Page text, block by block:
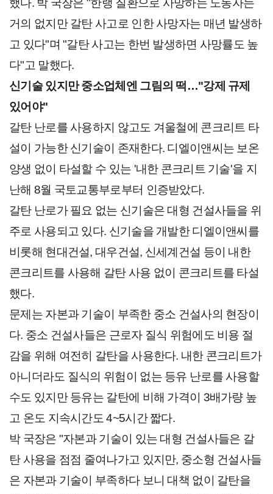
했다. 박 국장은 "한랭 질환으로 사망하는 노동자는
거의 없지만 갈탄 사고로 인한 사망자는 매년 발생하
고 있다"며 "갈탄 사고는 한번 발생하면 사망률도 높
다"고 말했다.
신기술 있지만 중소업체엔 그림의 떡…"강제 규제
있어야"
갈탄 난로를 사용하지 않고도 겨울철에 콘크리트 타
설이 가능한 신기술이 존재한다. 디엘이앤씨는 보온
양생 없이 타설할 수 있는 '내한 콘크리트 기술'을 지
난해 8월 국토교통부로부터 인증받았다.
갈탄 난로가 필요 없는 신기술은 대형 건설사들을 위
주로 사용되고 있다. 신기술을 개발한 디엘이앤씨를
비롯해 현대건설, 대우건설, 신세계건설 등이 내한
콘크리트를 사용해 갈탄 사용 없이 콘크리트를 타설
했다.
문제는 자본과 기술이 부족한 중소 건설사의 현장이
다. 중소 건설사들은 근로자 질식 위험에도 비용 절
감을 위해 여전히 갈탄을 사용한다. 내한 콘크리트가
아니더라도 질식의 위험이 없는 등유 난로를 사용할
수도 있지만 등유는 갈탄에 비해 가격이 3배가량 높
고 온도 지속시간도 4~5시간 짧다.
박 국장은 "자본과 기술이 있는 대형 건설사들은 갈
탄 사용을 점점 줄여나가고 있지만, 중소형 건설사들
은 자본과 기술이 부족하다 보니 대책 없이 갈탄을